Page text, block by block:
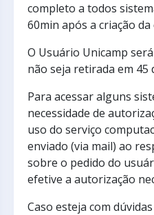
completo a todos
60min após a criação da
O Usuário Unicamp
não seja retirada em 45
Para acessar alguns
necessidade de
uso do serviço
enviado (via mail) ao
sobre o pedido do
efetive a autorização
Caso esteja com